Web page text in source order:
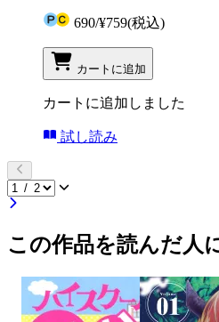
690/¥759(税込)
カートに追加
カートに追加しました
試し読み
この作品を読んだ人